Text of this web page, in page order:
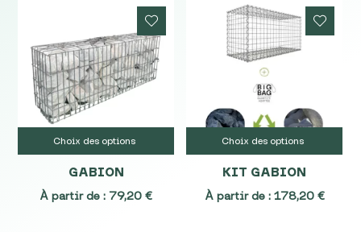
Choix des options
GABION
À partir de : 79,20€
Choix des options
KIT GABION
À partir de : 178,20 €